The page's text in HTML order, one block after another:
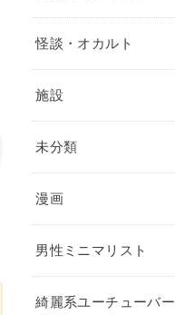
怪談・オカルト
施設
未分類
漫画
男性ミニマリスト
綺麗系ユーチューバー